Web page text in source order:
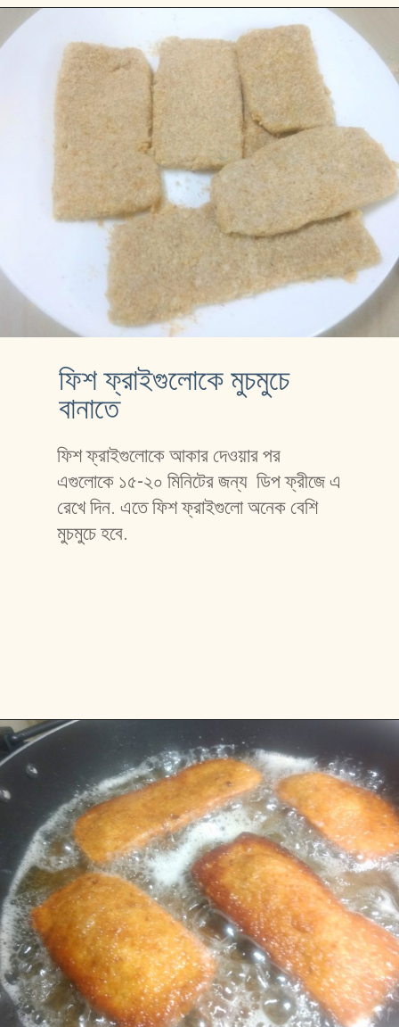
ফিশ ফ্রাইগুলোকে মুচমুচে
বানাতে
ফিশ ফ্রাইগুলোকে আকার দেওয়ার পর
এগুলোকে ১৫-২০ মিনিটের জন্য  ডিপ ফ্রীজে এ
রেখে দিন. এতে ফিশ ফ্রাইগুলো অনেক বেশি
মুচমুচে হবে.